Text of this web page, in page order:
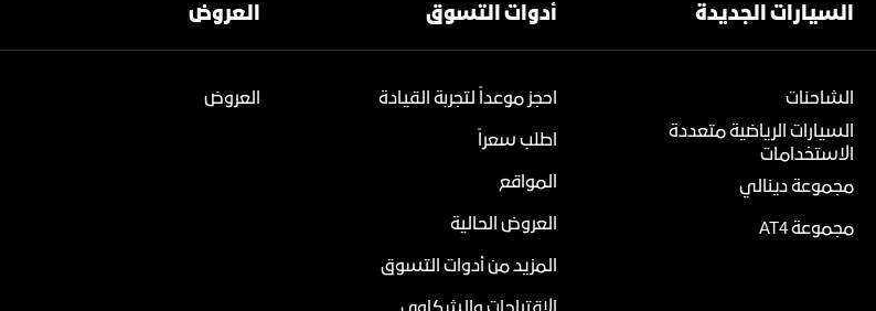
السيارات الجديدة
الشاحنات
السيارات الرياضية متعددة
الاستخدامات
مجموعة دينالي
مجموعة AT4
أدوات التسوق
احجز موعداً لتجربة القيادة
اطلب سعراً
المواقع
العروض الحالية
المزيد من أدوات التسوق
العروض
العروض